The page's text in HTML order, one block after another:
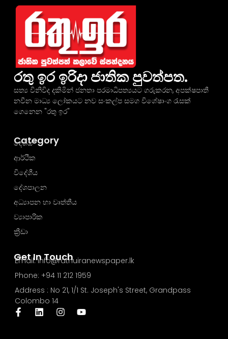
රතු ඉර ඉරිදා ජාතික පුවත්පත.
සත්‍ය විනිවිද දකිමින් ජනතා පරමාධිපත්‍යයට ගරුකරන, අපක්ෂපාතී
නවීන මාධ්‍ය ලෝකයට නව සංකල්ප සමග විශේෂාංග රැසක්
ගෙනෙන "රතු ඉර"
Get In Touch
Email: info@rathuiranewspaper.lk
Phone: +94 11 212 1959
Address : No 21, 1/1 St. Joseph's Street, Grandpass
Colombo 14
Category
දේශීය
ආර්ථික
විදේශීය
දේශපාලන
අධ්‍යාපන හා වෘත්තීය
ව්‍යාපාරික
ක්‍රීඩා